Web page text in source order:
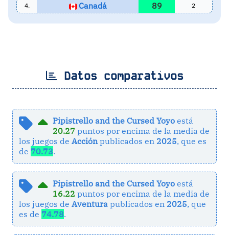
4. Canadá 89 2
Datos comparativos
Pipistrello and the Cursed Yoyo está
20.27 puntos por encima de la media de
los juegos deAcciónpublicados en 2025, que es
de 70.73.
Pipistrello and the Cursed Yoyo está
16.22 puntos por encima de la media de
los juegos deAventura publicados en 2025, que
es de 74.78.